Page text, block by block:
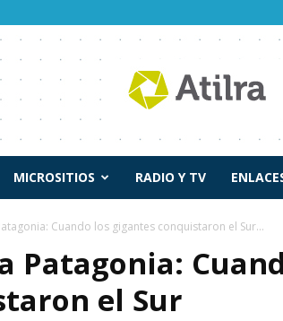
MICROSITIOS RADIO Y TV
Cuando los gigantes conquistaron el Sur...
Patagonia:
el Sur